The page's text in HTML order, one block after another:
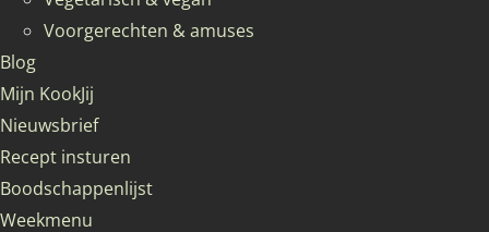
Voorgerechten & amuses
Blog
Mijn KookJij
Nieuwsbrief
Recept insturen
Boodschappenlijst
Weekmenu